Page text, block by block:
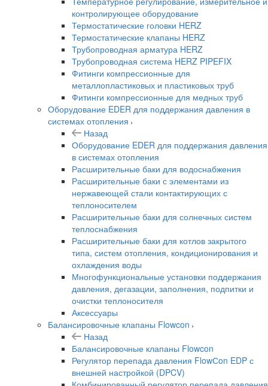
контролирующее оборудование
Термостатические головки HERZ
Термостатические клапаны HERZ
Трубопроводная арматура HERZ
Трубопроводная система HERZ PIPEFIX
Фитинги компрессионные для
металлопластиковых и пластиковых труб
Фитинги компрессионные для медных труб
Оборудование EDER для поддержания давления в
системах отопления
Назад
Оборудование EDER для поддержания давления
в системах отопления
Расширительные баки для водоснабжения
Расширительные баки с элементами из
нержавеющей стали контактирующих с
теплоносителем
Расширительные баки для солнечных систем
теплоснабжения
Расширительные баки для котлов закрытого
типа, систем отопления, кондиционирования и
охлаждения воды
Многофункциональные установки поддержания
давления, дегазации, заполнения, подпитки и
очистки теплоносителя
Аксессуары
Балансировочные клапаны Flowcon
Назад
Балансировочные клапаны Flowcon
Регулятор перепада давления FlowСon EDP с
внешней настройкой (DPCV)